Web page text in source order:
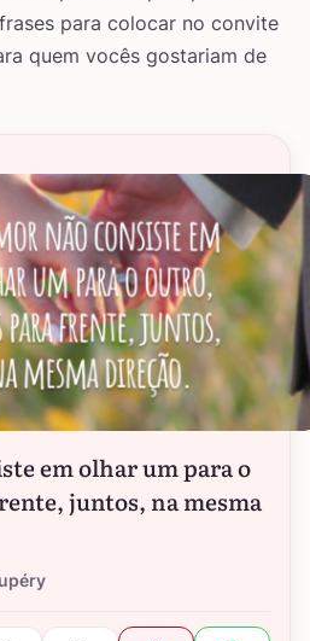
para colocar no convite
quem vocês gostariam de
em olhar um para o
juntos, na mesma